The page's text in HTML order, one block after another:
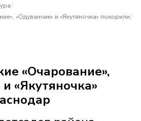
/
«Одуванчик» и «Якутяночка» покорили/
«Очарование»,
«Якутяночка»